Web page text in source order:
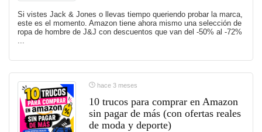
Si vistes Jack & Jones o llevas tiempo queriendo probar la marca,
este es el momento. Amazon tiene ahora mismo una selección de
ropa de hombre de J&J con descuentos que van del -50% al -72%
hace 3 meses
10 trucos para comprar en Amazon
sin pagar de más (con ofertas reales
de moda y deporte)